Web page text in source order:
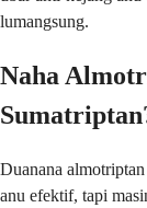
lumangsung.
Naha
Duanana
anu efektif, tapi